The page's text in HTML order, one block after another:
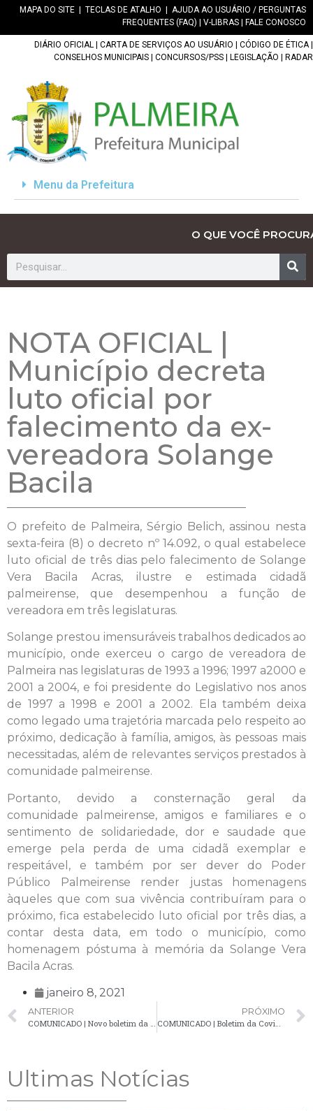
MAPA DO SITE TECLAS DE ATALHO
AJUDA AO USUÁRIO / PERGUNTAS
FREQUENTES (FAQ)
V-LIBRAS FALE CONOSCO
DIÁRIO OFICIAL CARTA DE SERVIÇOS AO USUÁRIO CÓDIGO DE ÉTICA|
CONSELHOS MUNICIPAIS
CONCURSOS/PSS LEGISLAÇÃO RADAR
Menu da Prefeitura
O QUE VOCÊ
NOTA OFICIAL |
Município decreta
luto oficial por
falecimento da ex-
vereadora Solange
Bacila
O prefeito de Palmeira, Sérgio Belich, assinou nesta
sexta-feira (8) o decreto nº 14.092, o qual estabelece
luto oficial de três dias pelo falecimento de Solange
Vera Bacila Acras, ilustre e estimada cidadã
palmeirense, que desempenhou a função de
vereadora em três legislaturas.
Solange prestou imensuráveis trabalhos dedicados ao
município, onde exerceu o cargo de vereadora de
Palmeira nas legislaturas de 1993 a 1996; 1997 a2000 e
2001 a 2004, e foi presidente do Legislativo nos anos
de 1997 a 1998 e 2001 a 2002. Ela também deixa
como legado uma trajetória marcada pelo respeito ao
próximo, dedicação à família, amigos, às pessoas mais
necessitadas, além de relevantes serviços prestados à
comunidade palmeirense.
Portanto, devido a consternação geral da
comunidade palmeirense, amigos e familiares e o
sentimento de solidariedade, dor e saudade que
emerge pela perda de uma cidadã exemplar e
respeitável, e também por ser dever do Poder
Público Palmeirense render justas homenagens
àqueles que com sua vivência contribuíram para o
próximo, fica estabelecido luto oficial por três dias, a
contar desta data, em todo o município, como
homenagem póstuma à memória da Solange Vera
Bacila Acras.
janeiro 8, 2021
ANTERIOR
COMUNICADO | Novo boletim da Covid-19 registra 10 novos casos confirmados
PRÓXIMO
COMUNICADO | Boletim da Covid-19 confirma 18 novos casos em Palmeira
Ultimas Notícias